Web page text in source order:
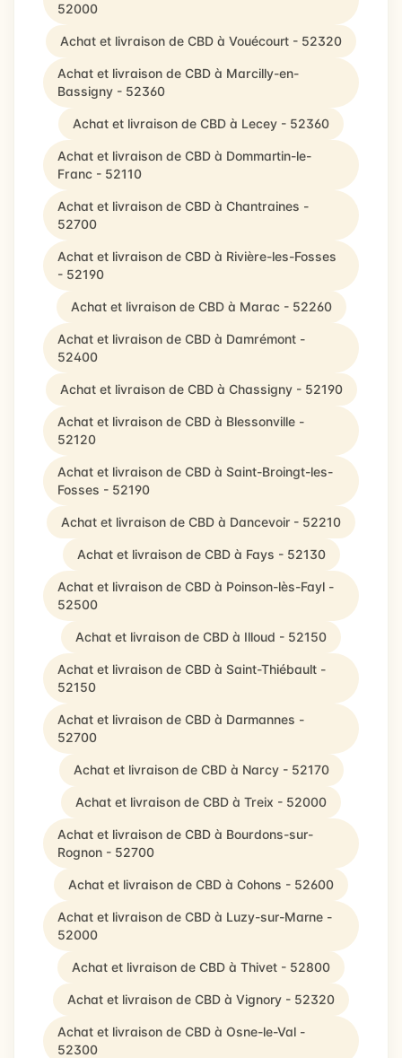
52000
Achat et livraison de CBD à Vouécourt - 52320
Achat et livraison de CBD à Marcilly-en-
Bassigny - 52360
Achat et livraison de CBD à Lecey - 52360
Achat et livraison de CBD à Dommartin-le-
Franc - 52110
Achat et livraison de CBD à Chantraines -
52700
Achat et livraison de CBD à Rivière-les-Fosses
- 52190
Achat et livraison de CBD à Marac - 52260
Achat et livraison de CBD à Damrémont -
52400
Achat et livraison de CBD à Chassigny - 52190
Achat et livraison de CBD à Blessonville -
52120
Achat et livraison de CBD à Saint-Broingt-les-
Fosses - 52190
Achat et livraison de CBD à Dancevoir - 52210
Achat et livraison de CBD à Fays - 52130
Achat et livraison de CBD à Poinson-lès-Fayl -
52500
Achat et livraison de CBD à Illoud - 52150
Achat et livraison de CBD à Saint-Thiébault -
52150
Achat et livraison de CBD à Darmannes -
52700
Achat et livraison de CBD à Narcy - 52170
Achat et livraison de CBD à Treix - 52000
Achat et livraison de CBD à Bourdons-sur-
Rognon - 52700
Achat et livraison de CBD à Cohons - 52600
Achat et livraison de CBD à Luzy-sur-Marne -
52000
Achat et livraison de CBD à Thivet - 52800
Achat et livraison de CBD à Vignory - 52320
Achat et livraison de CBD à Osne-le-Val -
52300